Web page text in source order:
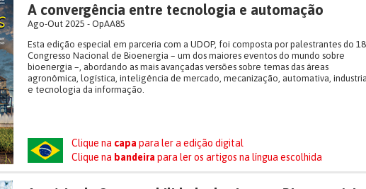
A convergência entre tecnologia e automação
Ago-Out 2025 - OpAA85
Esta edição especial em parceria com a UDOP, foi composta por palestrantes do
Congresso Nacional de Bioenergia – um dos maiores eventos do mundo sobre
bioenergia –, abordando as mais avançadas versões sobre temas das áreas
agronômica, logística, inteligência de mercado, mecanização, automativa,
e tecnologia da informação.
Clique na capa para ler a edição digital
Clique na bandeira para ler os artigos na língua escolhida